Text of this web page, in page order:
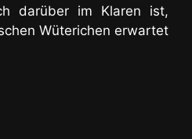
darüber im Klaren ist,
Wüterichen erwartet